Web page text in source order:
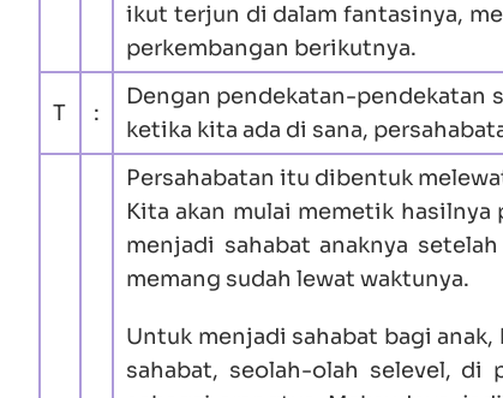
ikut terjun di dalam fantasinya,
perkembangan berikutnya.
T :
Dengan pendekatan-pendekatan
ketika kita ada di sana,
Persahabatan itu dibentuk
Kita akan mulai memetik
menjadi sahabat anaknya
memang sudah lewat waktunya.
Untuk menjadi sahabat bagi
sahabat, seolah-olah selevel, di